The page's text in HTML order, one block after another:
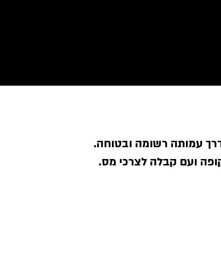
עמותה רשומה ובטוחה.
ועם קבלה לצרכי מס.